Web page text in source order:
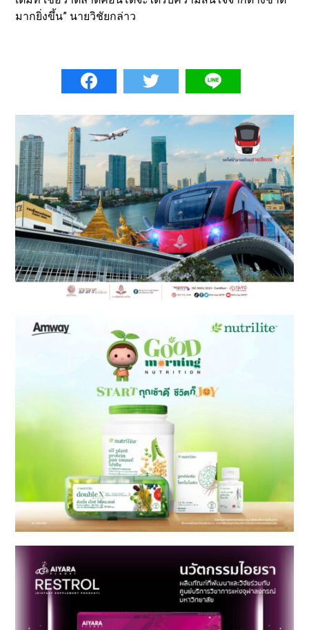
มากยิ่งขึ้น” นายวิชัยกล่าว